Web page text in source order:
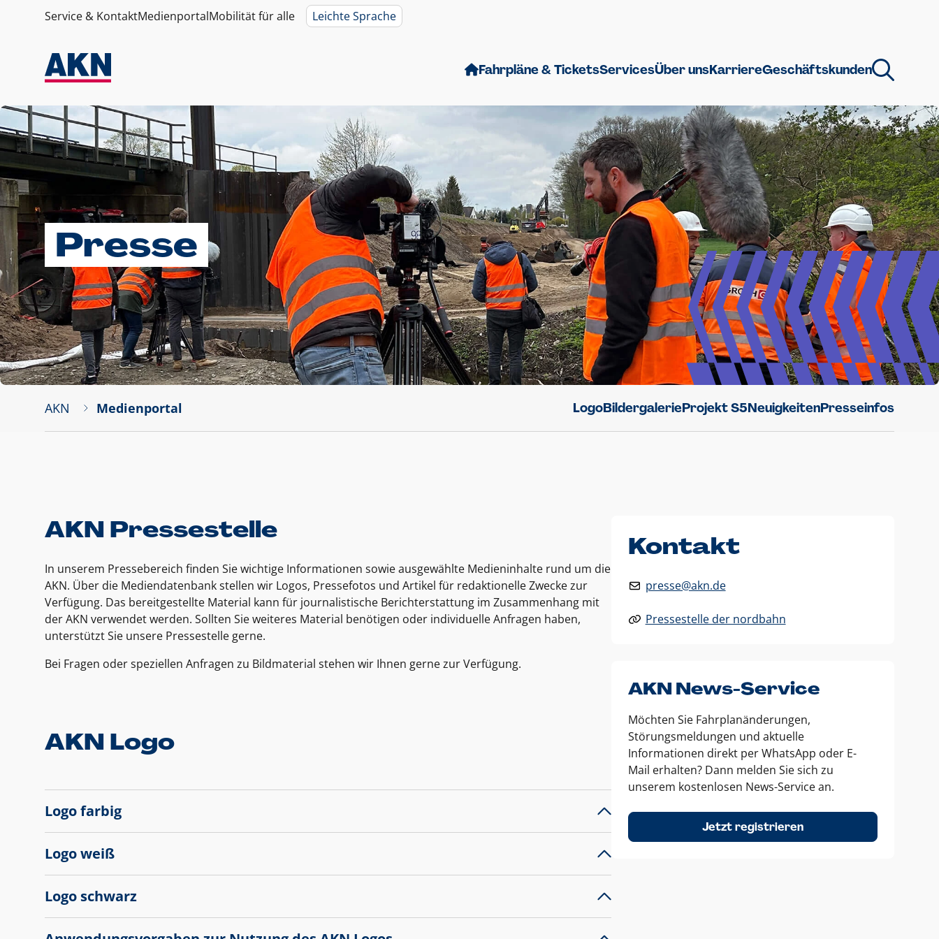
Service & KontaktMedienportalMobilität für alle Leichte Sprache
Fahrpläne & TicketsServicesÜber unsKarriereGeschäftskunden
Presse
AKN Medienportal LogoBildergalerieProjekt S5NeuigkeitenPresseinfos
AKN Pressestelle
In unserem Pressebereich finden Sie wichtige Informationen sowie ausgewählte Medieninhalte rund um die
AKN. Über die Mediendatenbank stellen wir Logos, Pressefotos und Artikel für redaktionelle Zwecke zur
Verfügung. Das bereitgestellte Material kann für journalistische Berichterstattung im Zusammenhang mit
der AKN verwendet werden. Sollten Sie weiteres Material benötigen oder individuelle Anfragen haben,
unterstützt Sie unsere Pressestelle gerne.
Bei Fragen oder speziellen Anfragen zu Bildmaterial stehen wir Ihnen gerne zur Verfügung.
AKN Logo
Logo farbig
Logo weiß
Logo schwarz
Kontakt
presse@akn.de
Pressestelle der nordbahn
AKN News-Service
Möchten Sie Fahrplanänderungen,
Störungsmeldungen und aktuelle
Informationen direkt per WhatsApp oder E-
Mail erhalten? Dann melden Sie sich zu
unserem kostenlosen News-Service an.
Jetzt registrieren